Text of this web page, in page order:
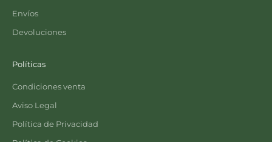
Envíos
Devoluciones
Políticas
Condiciones venta
Aviso Legal
Política de Privacidad